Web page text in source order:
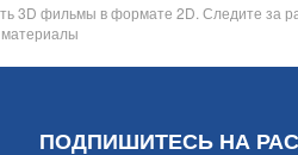
3D фильмы в формате 2D. Следите за
ПОДПИШИТЕСЬ НА